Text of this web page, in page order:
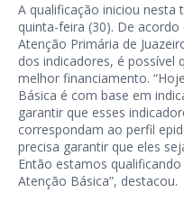
A qualificação iniciou nesta
quinta-feira (30). De
Atenção Primária de
dos indicadores, é possível
melhor financiamento.
Básica é com base em
garantir que esses
correspondam ao perfil
precisa garantir que eles
Então estamos
Atenção Básica”, destacou.